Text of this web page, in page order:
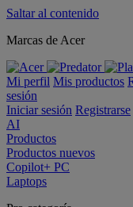
Saltar al contenido
Marcas de Acer
Mi perfil Mis productos
sesión
Iniciar sesión Registrarse
AI
Productos
Productos nuevos
Copilot+ PC
Laptops